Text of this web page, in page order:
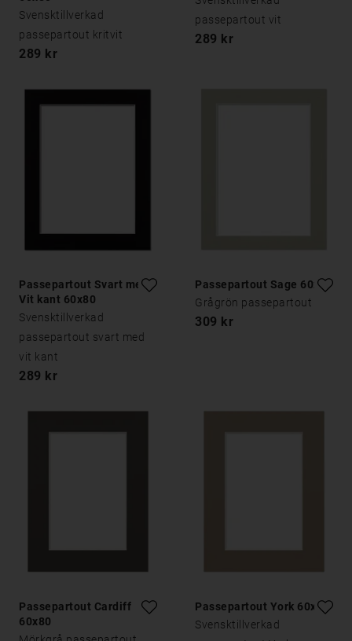
Svensktillverkad
passepartout kritvit
289 kr
passepartout vit
289 kr
Passepartout Svart med
Vit kant 60x80
Svensktillverkad
passepartout svart med
vit kant
289 kr
Passepartout Sage 60x80
Grågrön passepartout
309 kr
Passepartout Cardiff
60x80
Passepartout York 60x80
Svensktillverkad